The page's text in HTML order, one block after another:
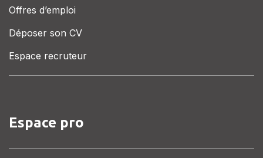
Offres d’emploi
Déposer son CV
Espace recruteur
Espace pro